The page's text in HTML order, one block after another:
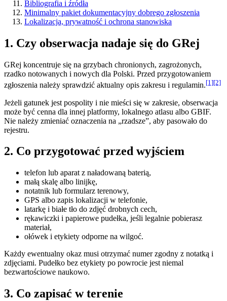
Bibliografia i źródła
Minimalny pakiet dokumentacyjny dobrego zgłoszenia
Lokalizacja, prywatność i ochrona stanowiska
1. Czy obserwacja nadaje się do GRej
GRej koncentruje się na grzybach chronionych, zagrożonych,
rzadko notowanych i nowych dla Polski. Przed przygotowaniem
zgłoszenia należy sprawdzić aktualny opis zakresu i regulamin.[1][2]
Jeżeli gatunek jest pospolity i nie mieści się w zakresie, obserwacja
może być cenna dla innej platformy, lokalnego atlasu albo GBIF.
Nie należy zmieniać oznaczenia na „rzadsze”, aby pasowało do
rejestru.
2. Co przygotować przed wyjściem
telefon lub aparat z naładowaną baterią,
małą skalę albo linijkę,
notatnik lub formularz terenowy,
GPS albo zapis lokalizacji w telefonie,
latarkę i białe tło do zdjęć drobnych cech,
rękawiczki i papierowe pudełka, jeśli legalnie pobierasz
materiał,
ołówek i etykiety odporne na wilgoć.
Każdy ewentualny okaz musi otrzymać numer zgodny z notatką i
zdjęciami. Pudełko bez etykiety po powrocie jest niemal
bezwartościowe naukowo.
3. Co zapisać w terenie